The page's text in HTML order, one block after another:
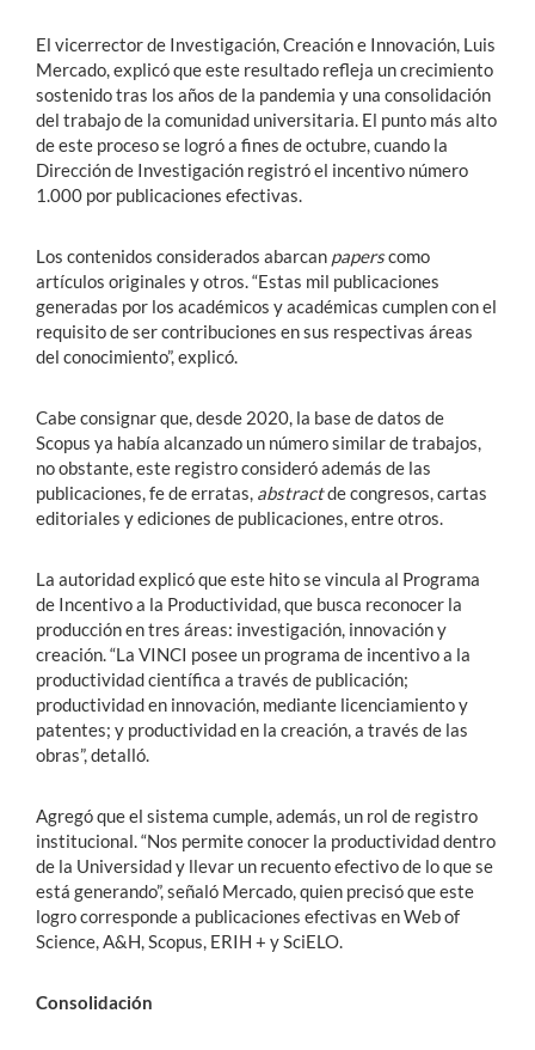
El vicerrector de Investigación, Creación e Innovación, Luis
Mercado, explicó que este resultado refleja un crecimiento
sostenido tras los años de la pandemia y una consolidación
del trabajo de la comunidad universitaria. El punto más alto
de este proceso se logró a fines de octubre, cuando la
Dirección de Investigación registró el incentivo número
1.000 por publicaciones efectivas.
Los contenidos considerados abarcan paperscomo
artículos originales y otros. “Estas mil publicaciones
generadas por los académicos y académicas cumplen con el
requisito de ser contribuciones en sus respectivas áreas
del conocimiento”, explicó.
Cabe consignar que, desde 2020, la base de datos de
Scopus ya había alcanzado un número similar de trabajos,
no obstante, este registro consideró además de las
publicaciones, fe de erratas, abstractde congresos, cartas
editoriales y ediciones de publicaciones, entre otros.
La autoridad explicó que este hito se vincula al Programa
de Incentivo a la Productividad, que busca reconocer la
producción en tres áreas: investigación, innovación y
creación. “La VINCI posee un programa de incentivo a la
productividad científica a través de publicación;
productividad en innovación, mediante licenciamiento y
patentes; y productividad en la creación, a través de las
obras”, detalló.
Agregó que el sistema cumple, además, un rol de registro
institucional. “Nos permite conocer la productividad dentro
de la Universidad y llevar un recuento efectivo de lo que se
está generando”, señaló Mercado, quien precisó que este
logro corresponde a publicaciones efectivas en Web of
Science, A&H, Scopus, ERIH + y SciELO.
Consolidación